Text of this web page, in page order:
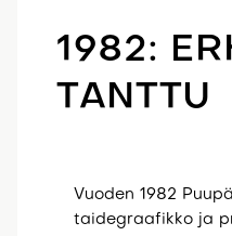
1982:
TANTTU
Vuoden 1982
taidegraafikko ja